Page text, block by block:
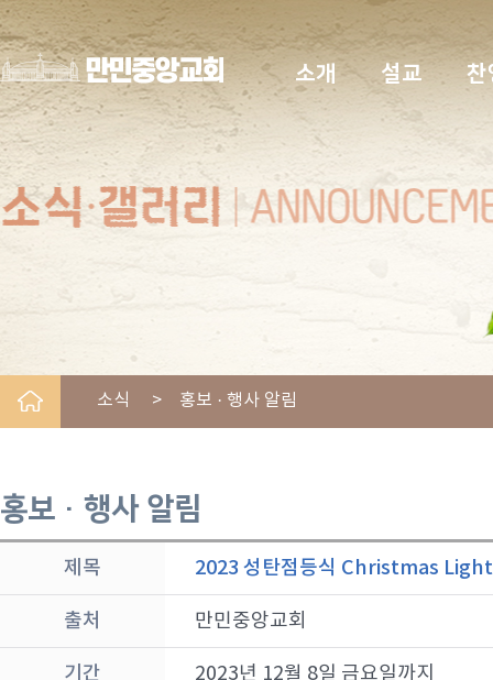
소개 설교 찬
소식 > 홍보 · 행사 알림
홍보 · 행사 알림
제목 2023 성탄점등식 Christmas
출처 만민중앙교회
기간 2023년 12월 8일 금요일까지